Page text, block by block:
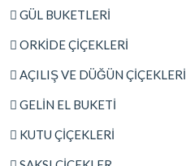
GÜL BUKETLERİ
ORKİDE ÇİÇEKLERİ
AÇILIŞ VE DÜĞÜN ÇİÇEKLERİ
GELİN EL BUKETİ
KUTU ÇİÇEKLERİ